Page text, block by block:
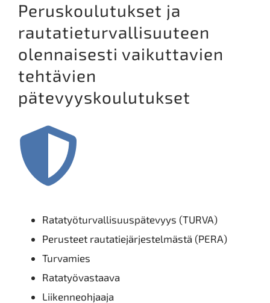
Peruskoulutukset ja
rautatieturvallisuuteen
olennaisesti vaikuttavien
tehtävien
pätevyyskoulutukset
Ratatyöturvallisuuspätevyys (TURVA)
Perusteet rautatiejärjestelmästä (PERA)
Turvamies
Ratatyövastaava
Liikenneohjaaja